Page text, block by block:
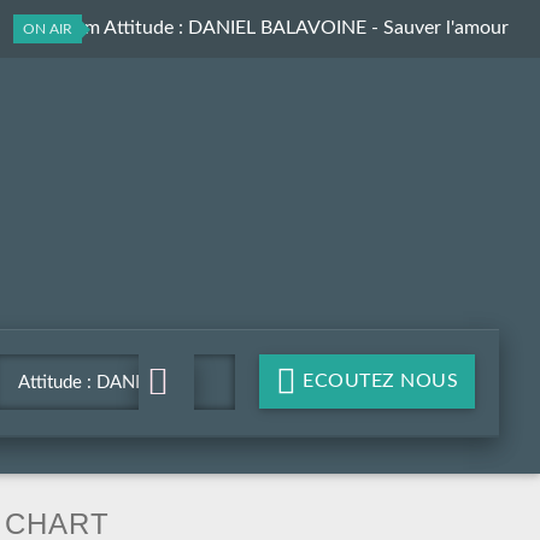
ON AIR
Les Aprem Attitude : DANIEL BALAVOINE - Sauver l'amour
Attitude : DANIEL
BALAVOINE - Sauver
ECOUTEZ NOUS
CHART